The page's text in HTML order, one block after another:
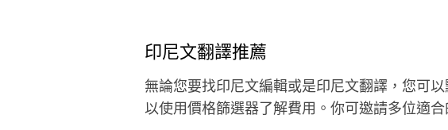
印尼文翻譯推薦
無論您要找印尼文編輯或是印尼文翻譯，您可
以使用價格篩選器了解費用。你可邀請多位適